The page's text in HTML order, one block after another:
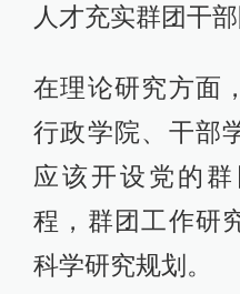
人才充实群团干部
在理论研究方面
行政学院、干部
应该开设党的
程，群团工作研
科学研究规划。